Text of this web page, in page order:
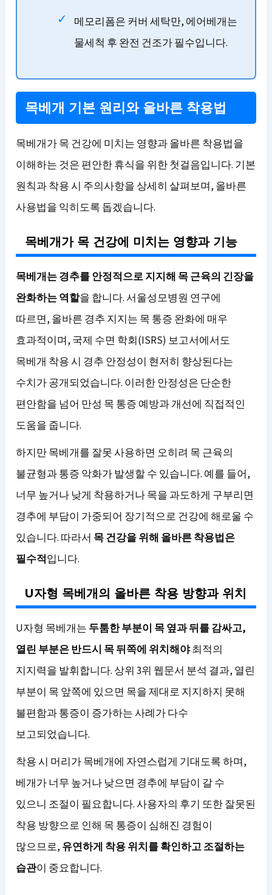
메모리폼은 커버 세탁만, 에어베개는
물세척 후 완전 건조가 필수입니다.
목베개 기본 원리와 올바른 착용법
목베개가 목 건강에 미치는 영향과 올바른 착용법을
이해하는 것은 편안한 휴식을 위한 첫걸음입니다. 기본
원칙과 착용 시 주의사항을 상세히 살펴보며, 올바른
사용법을 익히도록 돕겠습니다.
목베개가 목 건강에 미치는 영향과 기능
목베개는 경추를 안정적으로 지지해 목 근육의 긴장을
완화하는 역할을 합니다. 서울성모병원 연구에
따르면, 올바른 경추 지지는 목 통증 완화에 매우
효과적이며, 국제 수면 학회(ISRS) 보고서에서도
목베개 착용 시 경추 안정성이 현저히 향상된다는
수치가 공개되었습니다. 이러한 안정성은 단순한
편안함을 넘어 만성 목 통증 예방과 개선에 직접적인
도움을 줍니다.
하지만 목베개를 잘못 사용하면 오히려 목 근육의
불균형과 통증 악화가 발생할 수 있습니다. 예를 들어,
너무 높거나 낮게 착용하거나 목을 과도하게 구부리면
경추에 부담이 가중되어 장기적으로 건강에 해로울 수
있습니다. 따라서 목 건강을 위해 올바른 착용법은
필수적입니다.
U자형 목베개의 올바른 착용 방향과 위치
U자형 목베개는 두툼한 부분이 목 옆과 뒤를 감싸고,
열린 부분은 반드시 목 뒤쪽에 위치해야최적의
지지력을 발휘합니다. 상위 3위 웹문서 분석 결과, 열린
부분이 목 앞쪽에 있으면 목을 제대로 지지하지 못해
불편함과 통증이 증가하는 사례가 다수
보고되었습니다.
착용 시 머리가 목베개에 자연스럽게 기대도록 하며,
베개가 너무 높거나 낮으면 경추에 부담이 갈 수
있으니 조절이 필요합니다. 사용자의 후기 또한 잘못된
착용 방향으로 인해 목 통증이 심해진 경험이
많으므로, 유연하게 착용 위치를 확인하고 조절하는
습관이 중요합니다.